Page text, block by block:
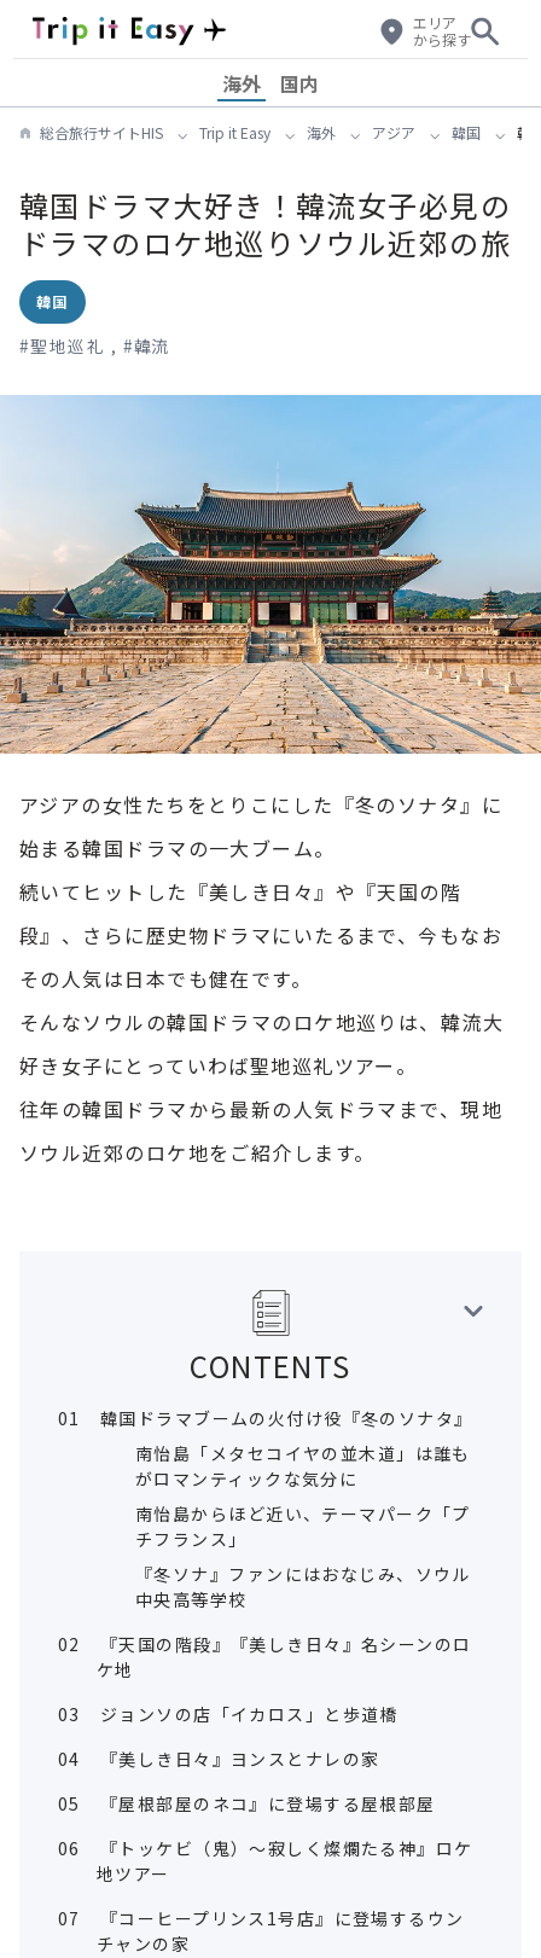
エリア
から探す
海外 国内
総合旅行サイトHIS Trip it Easy 海外 アジア 韓国 韓
韓国ドラマ大好き！韓流女子必見の
ドラマのロケ地巡りソウル近郊の旅
韓国
#聖地巡礼 , #韓流
アジアの女性たちをとりこにした『冬のソナタ』に
始まる韓国ドラマの一大ブーム。
続いてヒットした『美しき日々』や『天国の階
段』、さらに歴史物ドラマにいたるまで、今もなお
その人気は日本でも健在です。
そんなソウルの韓国ドラマのロケ地巡りは、韓流大
好き女子にとっていわば聖地巡礼ツアー。
往年の韓国ドラマから最新の人気ドラマまで、現地
ソウル近郊のロケ地をご紹介します。
CONTENTS
01
韓国ドラマブームの火付け役『冬のソナタ』
南怡島「メタセコイヤの並木道」は誰も
がロマンティックな気分に
南怡島からほど近い、テーマパーク「プ
チフランス」
『冬ソナ』ファンにはおなじみ、ソウル
中央高等学校
02
『天国の階段』『美しき日々』名シーンのロ
ケ地
03
ジョンソの店「イカロス」と歩道橋
04
『美しき日々』ヨンスとナレの家
05
『屋根部屋のネコ』に登場する屋根部屋
06
『トッケビ（鬼）～寂しく燦爛たる神』ロケ
地ツアー
07
『コーヒープリンス1号店』に登場するウン
チャンの家